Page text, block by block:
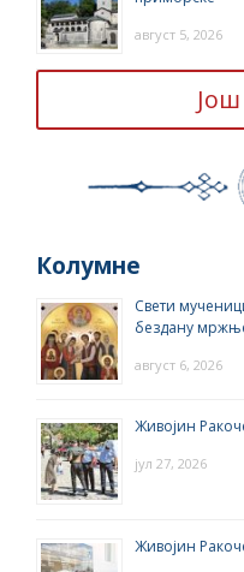
август 5, 2026
Колумне
Свети
бездану
август 6, 2026
Живојин
јул 27, 2026
Живојин